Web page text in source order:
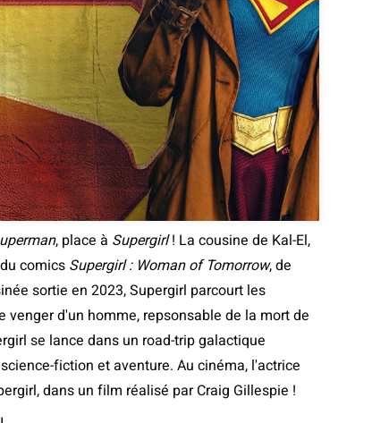
, place à Supergirl! La cousine de Kal-El,
comics Supergirl : Woman of Tomorrow, de
sortie en 2023, Supergirl parcourt les
d'un homme, repsonsable de la mort de
se lance dans un road-trip galactique
fiction et aventure. Au cinéma, l'actrice
dans un film réalisé par Craig Gillespie !